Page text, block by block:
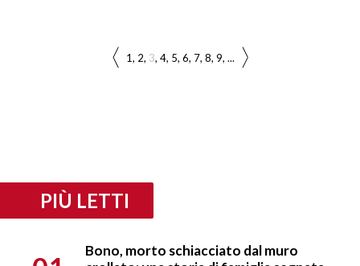
1 2 3 4 5 6 7 8 9 ...
PIÙ LETTI
Bono, morto schiacciato dal muro